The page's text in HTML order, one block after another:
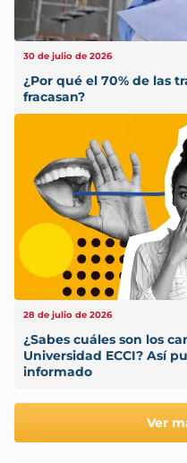
30 de julio de 2026
¿Por qué el 70% de las
fracasan?
28 de julio de 2026
¿Sabes cuáles son los
Universidad ECCI? Así
informado
Ver